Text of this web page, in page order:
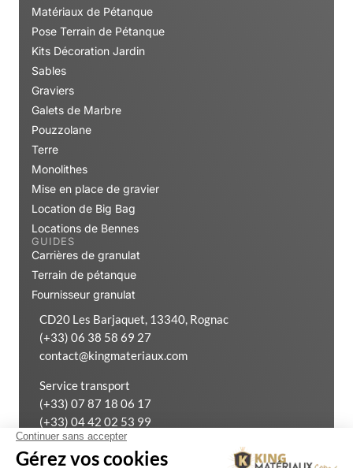
Matériaux de Pétanque
Pose Terrain de Pétanque
Kits Décoration Jardin
Sables
Graviers
Galets de Marbre
Pouzzolane
Terre
Monolithes
Mise en place de gravier
Location de Big Bag
Locations de Bennes
GUIDES
Carrières de granulat
Terrain de pétanque
Fournisseur granulat
CD20 Les Barjaquet, 13340, Rognac
(+33) 06 38 58 69 27
contact@kingmateriaux.com
Service transport
(+33) 07 87 18 06 17
(+33) 04 42 02 53 99
Exercer mon droit de rétractation